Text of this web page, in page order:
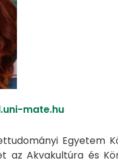
mate.hu
Egyetem
az Akvakultúra és